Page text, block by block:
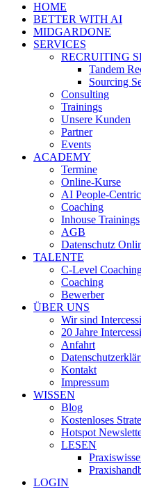
HOME
BETTER WITH AI
MIDGARDONE
SERVICES
RECRUITING
Tandem
Sourcing
Consulting
Trainings
Unsere Kunden
Partner
Events
ACADEMY
Termine
Online-Kurse
AI People-
Coaching
Inhouse Trainings
AGB
Datenschutz
TALENTE
C-Level
Coaching
Bewerber
ÜBER UNS
Wir sind
20 Jahre
Anfahrt
Kontakt
Impressum
WISSEN
Blog
Kostenloses
Hotspot
LESEN
LOGIN